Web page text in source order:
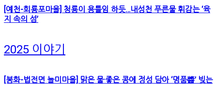
[예천-회룡포마을] 청룡이 용틀임 하듯…내성천 푸른물 휘감는 ‘육
지 속의 섬’
2025 이야기
[봉화-법전면 늘미마을] 맑은 물·좋은 콩에 정성 담아 ‘명품醬’ 빚는